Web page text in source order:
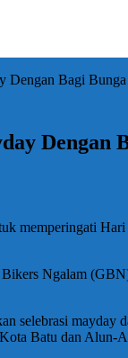
Dengan Bagi Bunga
Dengan
memperingati
Ngalam
selebrasi mayday
Batu dan